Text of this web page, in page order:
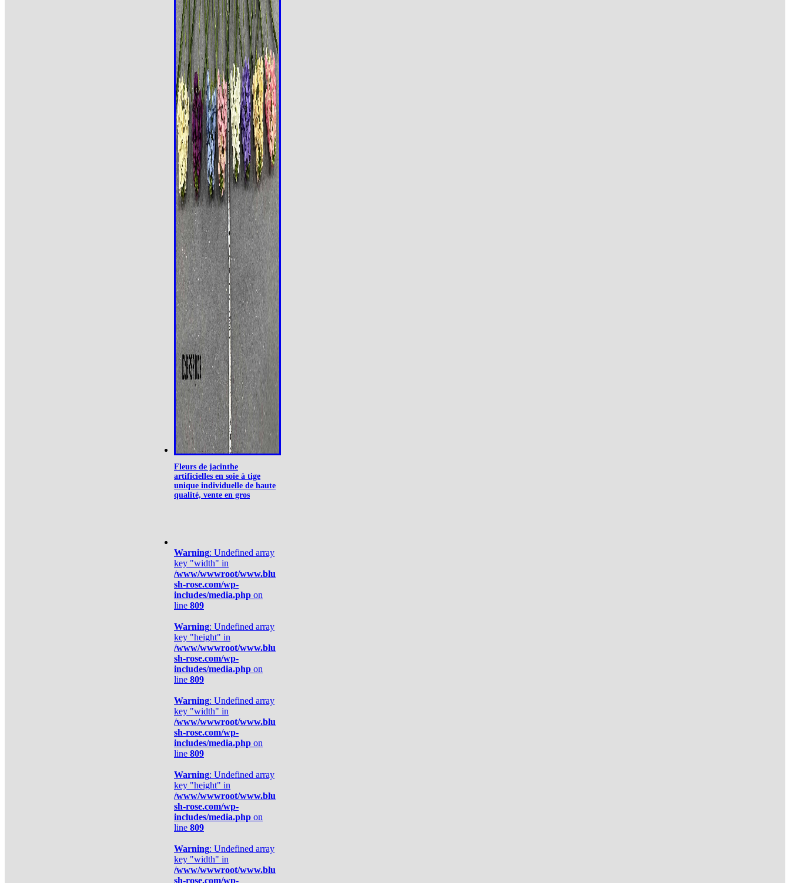
Fleurs de jacinthe
artificielles en soie à tige
unique individuelle de haute
qualité, vente en gros
Warning: Undefined array
key "width" in
/www/wwwroot/www.blu
sh-rose.com/wp-
includes/media.php on
line 809
Warning: Undefined array
key "height" in
/www/wwwroot/www.blu
sh-rose.com/wp-
includes/media.php on
line 809
Warning: Undefined array
key "width" in
/www/wwwroot/www.blu
sh-rose.com/wp-
includes/media.php on
line 809
Warning: Undefined array
key "height" in
/www/wwwroot/www.blu
sh-rose.com/wp-
includes/media.php on
line 809
Warning: Undefined array
key "width" in
/www/wwwroot/www.blu
sh-rose.com/wp-